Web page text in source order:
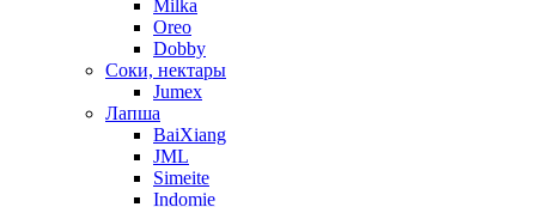
Milka
Oreo
Dobby
Соки, нектары
Jumex
Лапша
BaiXiang
JML
Simeite
Indomie